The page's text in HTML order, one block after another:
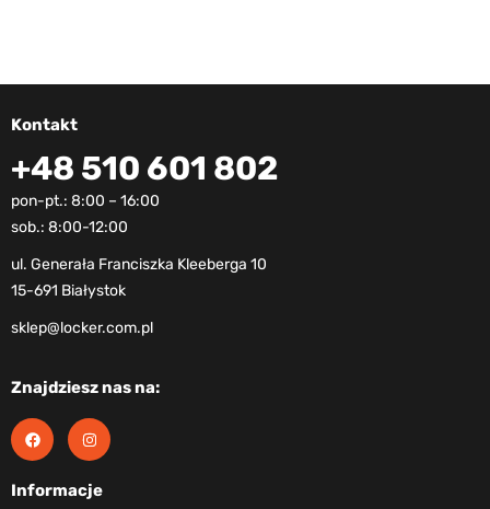
Kontakt
+48 510 601 802
pon-pt.: 8:00 – 16:00
sob.: 8:00-12:00
ul. Generała Franciszka Kleeberga 10
15-691 Białystok
sklep@locker.com.pl
Znajdziesz nas na:
Informacje